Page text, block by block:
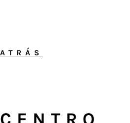
ATRÁS